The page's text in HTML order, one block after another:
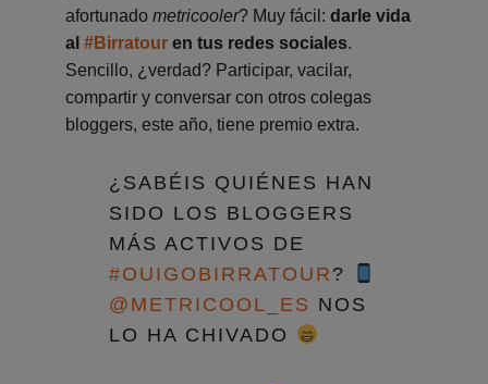
afortunado metricooler? Muy fácil: darle vida
al #Birratour en tus redes sociales.
Sencillo, ¿verdad? Participar, vacilar,
compartir y conversar con otros colegas
bloggers, este año, tiene premio extra.
¿SABÉIS QUIÉNES HAN
SIDO LOS BLOGGERS
MÁS ACTIVOS DE
#OUIGOBIRRATOUR ?
@METRICOOL_ES NOS
LO HA CHIVADO